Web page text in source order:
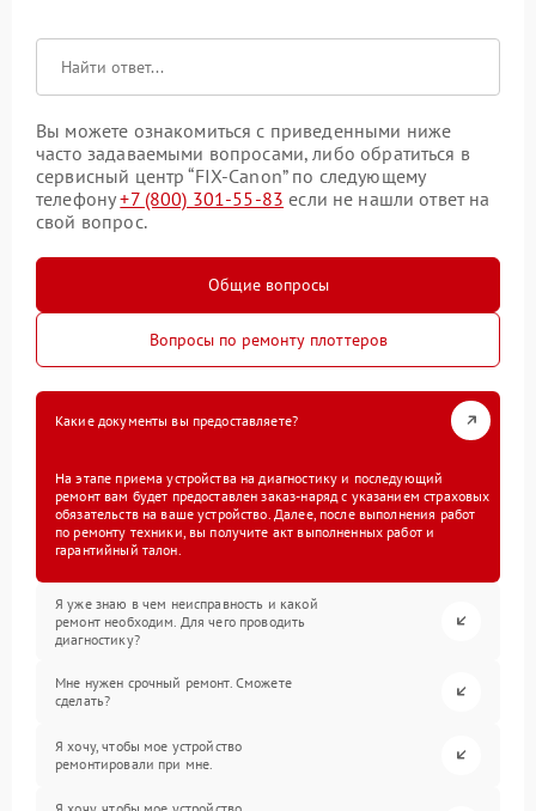
Вы можете ознакомиться с приведенными ниже
часто задаваемыми вопросами, либо обратиться в
сервисный центр “FIX-Canon” по следующему
телефону+7 (800) 301-55-83 если не нашли ответ на
свой вопрос.
Общие вопросы
Вопросы по ремонту плоттеров
Какие документы вы предоставляете?
На этапе приема устройства на диагностику и последующий
ремонт вам будет предоставлен заказ-наряд с указанием страховых
обязательств на ваше устройство. Далее, после выполнения работ
по ремонту техники, вы получите акт выполненных работ и
гарантийный талон.
Я уже знаю в чем неисправность и какой
ремонт необходим. Для чего проводить
диагностику?
Мне нужен срочный ремонт. Сможете
сделать?
Я хочу, чтобы мое устройство
ремонтировали при мне.